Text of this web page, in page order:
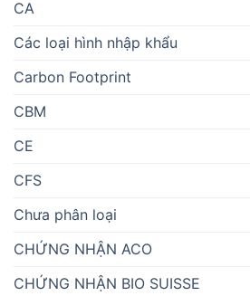
CA
Các loại hình nhập khẩu
Carbon Footprint
CBM
CE
CFS
Chưa phân loại
CHỨNG NHẬN ACO
CHỨNG NHẬN BIO SUISSE